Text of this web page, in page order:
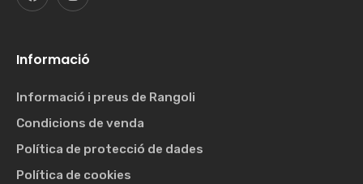
Informació
Informació i preus de Rangoli
Condicions de venda
Política de protecció de dades
Política de cookies